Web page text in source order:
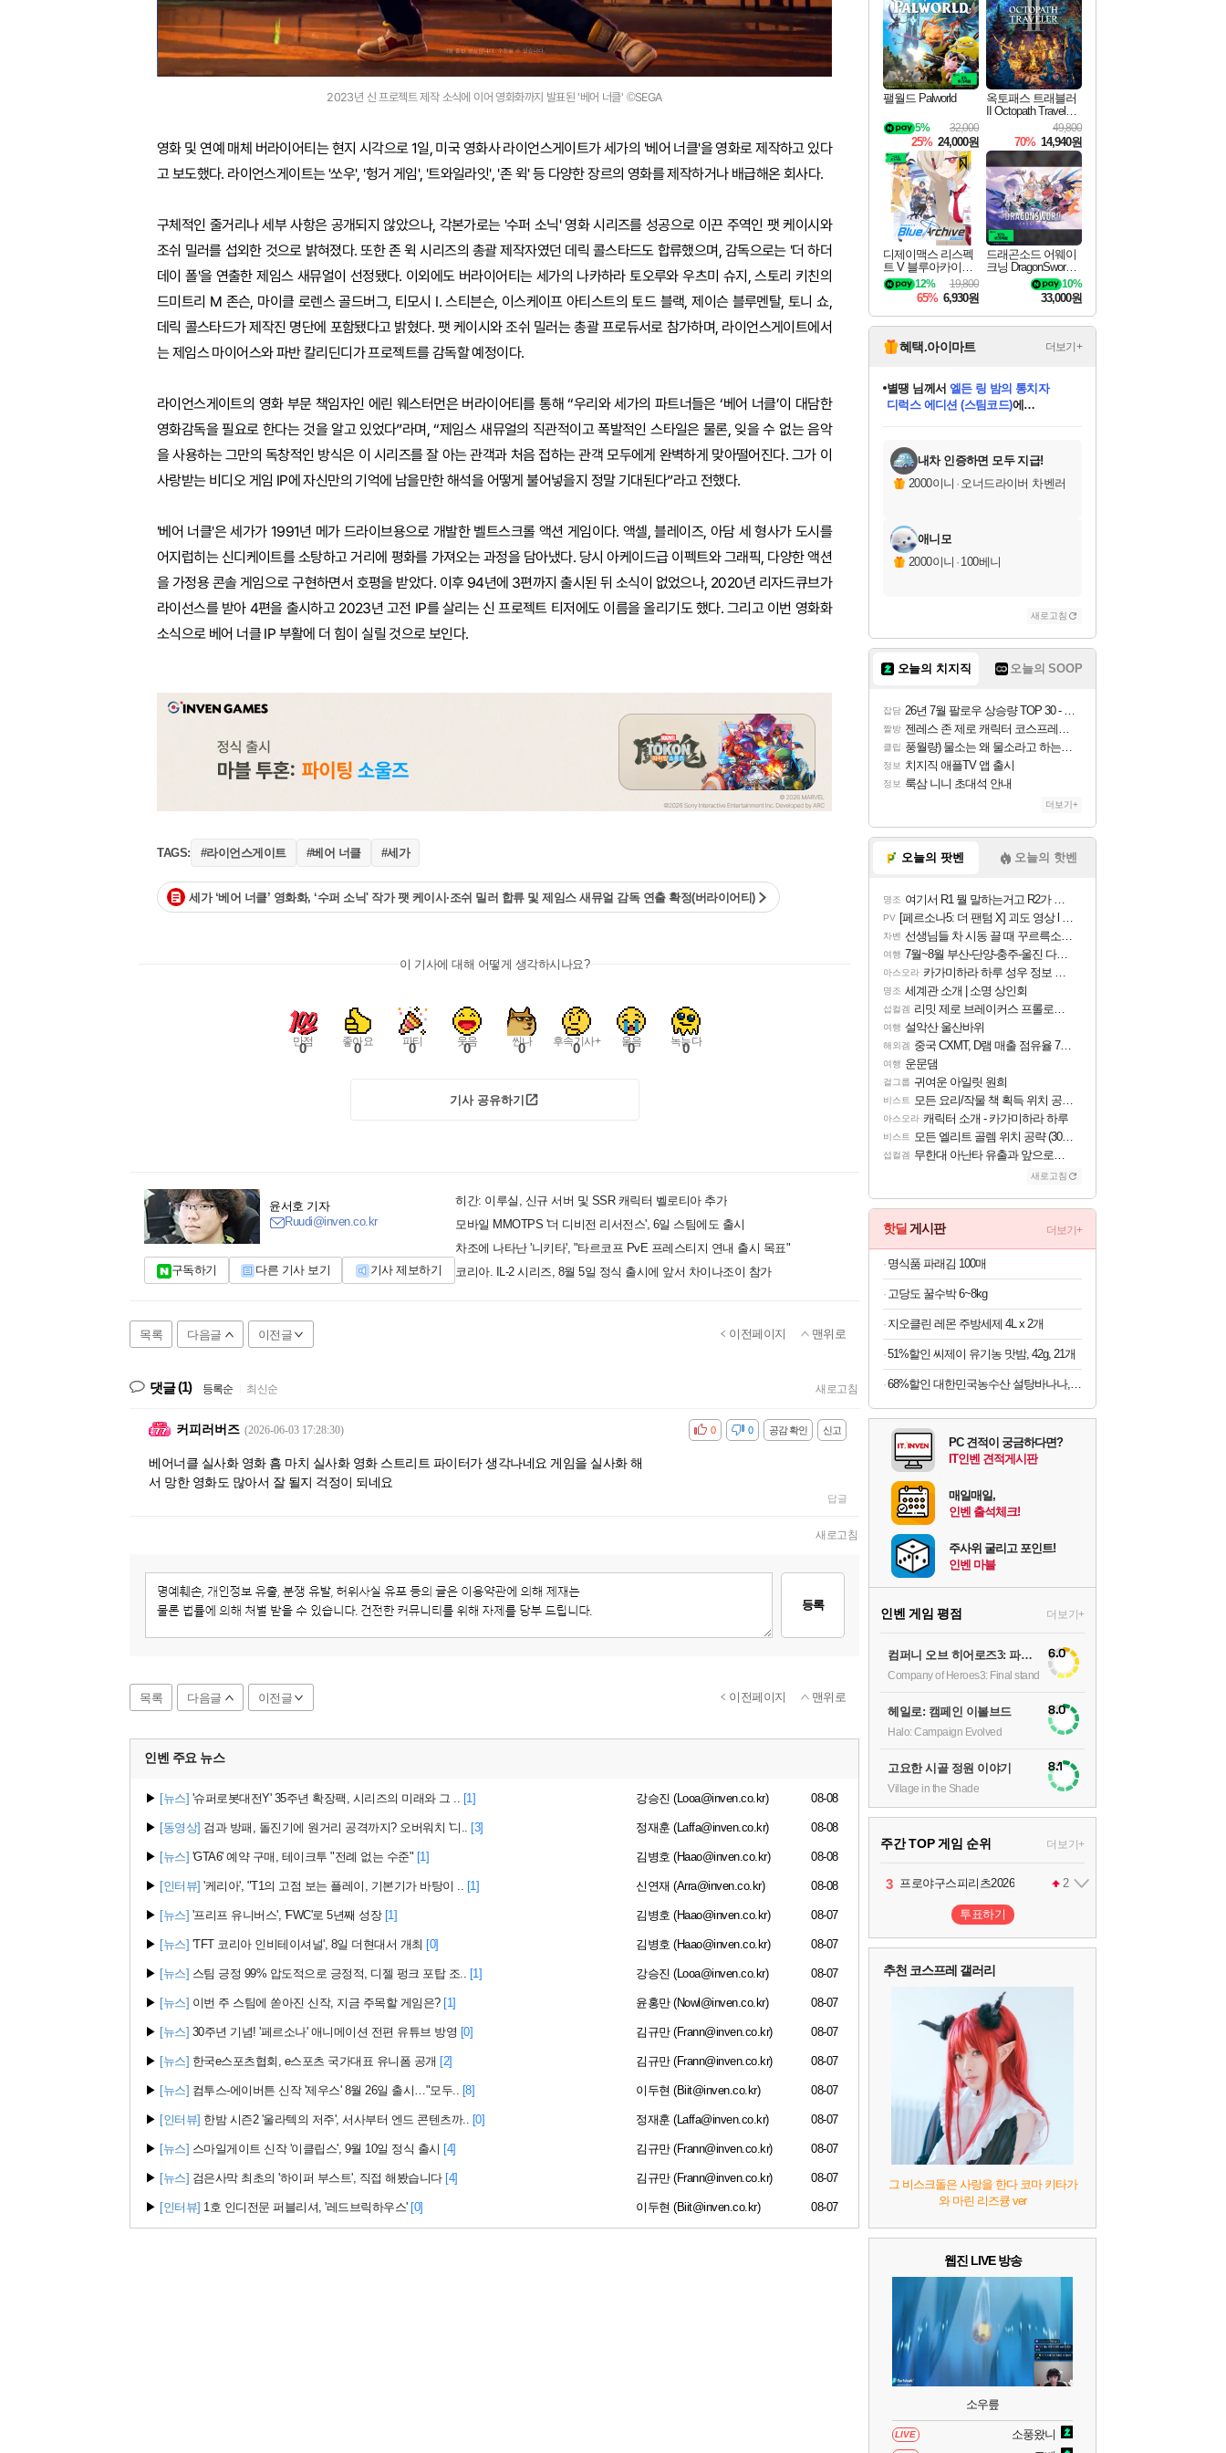
2023년 신 프로젝트 제작 소식에 이어 영화화까지 발표된 '베어 너클' ©SEGA
영화 및 연예 매체 버라이어티는 현지 시각으로 1일, 미국 영화사 라이언스게이트가 세가의 '베어 너클'을 영화로 제작하고 있다
고 보도했다. 라이언스게이트는 '쏘우', '헝거 게임', '트와일라잇', '존 윅' 등 다양한 장르의 영화를 제작하거나 배급해온 회사다.
구체적인 줄거리나 세부 사항은 공개되지 않았으나, 각본가로는 '수퍼 소닉' 영화 시리즈를 성공으로 이끈 주역인 팻 케이시와
조쉬 밀러를 섭외한 것으로 밝혀졌다. 또한 존 윅 시리즈의 총괄 제작자였던 데릭 콜스타드도 합류했으며, 감독으로는 '더 하더
데이 폴'을 연출한 제임스 새뮤얼이 선정됐다. 이외에도 버라이어티는 세가의 나카하라 토오루와 우츠미 슈지, 스토리 키친의
드미트리 M 존슨, 마이클 로렌스 골드버그, 티모시 I. 스티븐슨, 이스케이프 아티스트의 토드 블랙, 제이슨 블루멘탈, 토니 쇼,
데릭 콜스타드가 제작진 명단에 포함됐다고 밝혔다. 팻 케이시와 조쉬 밀러는 총괄 프로듀서로 참가하며, 라이언스게이트에서
는 제임스 마이어스와 파반 칼리딘디가 프로젝트를 감독할 예정이다.
라이언스게이트의 영화 부문 책임자인 에린 웨스터먼은 버라이어티를 통해 “우리와 세가의 파트너들은 ‘베어 너클’이 대담한
영화감독을 필요로 한다는 것을 알고 있었다”라며, “제임스 새뮤얼의 직관적이고 폭발적인 스타일은 물론, 잊을 수 없는 음악
을 사용하는 그만의 독창적인 방식은 이 시리즈를 잘 아는 관객과 처음 접하는 관객 모두에게 완벽하게 맞아떨어진다. 그가 이
사랑받는 비디오 게임 IP에 자신만의 기억에 남을만한 해석을 어떻게 불어넣을지 정말 기대된다”라고 전했다.
'베어 너클'은 세가가 1991년 메가 드라이브용으로 개발한 벨트스크롤 액션 게임이다. 액셀, 블레이즈, 아담 세 형사가 도시를
어지럽히는 신디케이트를 소탕하고 거리에 평화를 가져오는 과정을 담아냈다. 당시 아케이드급 이펙트와 그래픽, 다양한 액션
을 가정용 콘솔 게임으로 구현하면서 호평을 받았다. 이후 94년에 3편까지 출시된 뒤 소식이 없었으나, 2020년 리자드큐브가
라이선스를 받아 4편을 출시하고 2023년 고전 IP를 살리는 신 프로젝트 티저에도 이름을 올리기도 했다. 그리고 이번 영화화
소식으로 베어 너클 IP 부활에 더 힘이 실릴 것으로 보인다.
TAGS: #라이언스게이트 #베어 너클 #세가
세가 ‘베어 너클’ 영화화, ‘수퍼 소닉' 작가 팻 케이시·조쉬 밀러 합류 및 제임스 새뮤얼 감독 연출 확정(버라이어티)
이 기사에 대해 어떻게 생각하시나요?
만점
0 좋아요
0 파티
0 웃음
0 씬나
0 후속기사+
0 울음
0 녹는다
0
기사 공유하기
윤서호 기자
Ruudi@inven.co.kr
구독하기 다른 기사 보기 기사 제보하기
히간: 이루실, 신규 서버 및 SSR 캐릭터 벨로티아 추가
모바일 MMOTPS '더 디비전 리서전스', 6일 스팀에도 출시
차조에 나타난 '니키타', "타르코프 PvE 프레스티지 연내 출시 목표"
코리아. IL-2 시리즈, 8월 5일 정식 출시에 앞서 차이나조이 참가
목록 다음글 이전글 이전페이지 맨위로
댓글(1) 등록순 최신순 새로고침
커피러버즈 (2026-06-03 17:28:30) 신고
공감 확인
비공감 0
0
베어너클 실사화 영화 흠 마치 실사화 영화 스트리트 파이터가 생각나네요 게임을 실사화 해
서 망한 영화도 많아서 잘 될지 걱정이 되네요
답글
새로고침
등록
목록 다음글 이전글 이전페이지 맨위로
인벤 주요 뉴스
▶ [뉴스] '슈퍼로봇대전Y' 35주년 확장팩, 시리즈의 미래와 그 .. [1] 강승진 (Looa@inven.co.kr) 08-08
▶ [동영상] 검과 방패, 돌진기에 원거리 공격까지? 오버워치 '디.. [3] 정재훈 (Laffa@inven.co.kr) 08-08
▶ [뉴스] 'GTA6' 예약 구매, 테이크투 "전례 없는 수준" [1] 김병호 (Haao@inven.co.kr) 08-08
▶ [인터뷰] '케리아', "T1의 고점 보는 플레이, 기본기가 바탕이 .. [1] 신연재 (Arra@inven.co.kr) 08-08
▶ [뉴스] '프리프 유니버스', 'FWC'로 5년째 성장 [1] 김병호 (Haao@inven.co.kr) 08-07
▶ [뉴스] 'TFT 코리아 인비테이셔널', 8일 더현대서 개최 [0] 김병호 (Haao@inven.co.kr) 08-07
▶ [뉴스] 스팀 긍정 99% 압도적으로 긍정적, 디젤 펑크 포탑 조.. [1] 강승진 (Looa@inven.co.kr) 08-07
▶ [뉴스] 이번 주 스팀에 쏟아진 신작, 지금 주목할 게임은? [1] 윤홍만 (Nowl@inven.co.kr) 08-07
▶ [뉴스] 30주년 기념! '페르소나' 애니메이션 전편 유튜브 방영 [0] 김규만 (Frann@inven.co.kr) 08-07
▶ [뉴스] 한국e스포츠협회, e스포츠 국가대표 유니폼 공개 [2] 김규만 (Frann@inven.co.kr) 08-07
▶ [뉴스] 컴투스-에이버튼 신작 '제우스' 8월 26일 출시…"모두.. [8] 이두현 (Biit@inven.co.kr) 08-07
▶ [인터뷰] 한밤 시즌2 '울라텍의 저주', 서사부터 엔드 콘텐츠까.. [0] 정재훈 (Laffa@inven.co.kr) 08-07
▶ [뉴스] 스마일게이트 신작 '이클립스', 9월 10일 정식 출시 [4] 김규만 (Frann@inven.co.kr) 08-07
▶ [뉴스] 검은사막 최초의 '하이퍼 부스트', 직접 해봤습니다 [4] 김규만 (Frann@inven.co.kr) 08-07
▶ [인터뷰] 1호 인디전문 퍼블리셔, '레드브릭하우스' [0] 이두현 (Biit@inven.co.kr) 08-07
최대 90% 할인가를 만나보세요!
네이버혜택과 함께 만나보세요!
네이버 포인트 혜택까지!
이니&베니 혜택까지!
네이버 혜택가와 함께 예약하세요!
할인&네이버혜택으로 만나보세요!
네이버페이 혜택과 만나보세요!
40주년 프로모션으로 만나보세요!
할인가에 만나보세요!
일부 에디션 상시 할인!
혜택으로 예약 판매 중
편안하게 충전하세요
팰월드 Palworld
32,000
5%
25% 24,000원
옥토패스 트래블러
II Octopath Traveler I
49,800
70% 14,940원
디제이맥스 리스펙
트 V 블루아카이브
팩 DJMAX RESPE
CT V Blue Archive P
ack DLC
19,800
12%
65% 6,930원
드래곤소드 어웨이
크닝 DragonSword A
10%
33,000원
혜택.아이마트 더보기+
교환.
당첨되셨습니다.
니코 님께서 (본편포함) 데이브 더
다이버 인 더 정글 번들 (스팀코드)
당첨되셨습니다.
당첨되셨습니다.
당첨되셨습니다.
당첨되셨습니다.
당첨되셨습니다.
에디션 (스팀코드)를 교환.
당첨되셨습니다.
내차 인증하면 모두 지급!
2000이니 · 오너드라이버 차벤러
애니모
2000이니 · 100베니
새로고침
오늘의 치지직 오늘의 SOOP
잡담 26년 7월 팔로우 상승량 TOP 30 - 월간 치지직
짤방 젠레스 존 제로 캐릭터 코스프레한 꽁주
클립 풍월량) 물소는 왜 물소라고 하는거야? 아! 그만 ㅋㅋ
정보 치지직 애플TV 앱 출시
정보 룩삼 니니 초대석 안내
더보기+
오늘의 팟벤 오늘의 핫벤
명조 여기서 R1 뭘 말하는거고 R2가 뭘말하는걸까요?
PV [페르소나5: 더 팬텀 X] 괴도 영상 l 타카마키 안·댄싱 스타
차벤 선생님들 차 시동 끌 때 꾸르륵소리나는데
여행 7월~8월 부산-단양-충주-울진 다녀왔어요~
아스오라 카가미하라 하루 성우 정보 및 주요 필모
명조 세계관 소개 | 소명 상인회
섭컬겜 리밋 제로 브레이커스 프롤로그 테스트 후기 영상 업로드
여행 설악산 울산바위
해외겜 중국 CXMT, D램 매출 점유율 7%…글로벌 4위로 부상
여행 운문댐
걸그룹 귀여운 아일릿 원희
비스트 모든 요리/작물 책 획득 위치 공략 (36개) - 미식가 도전과제
아스오라 캐릭터 소개 - 카가미하라 하루
비스트 모든 엘리트 골렘 위치 공략 (30개) - 방랑 결투가
섭컬겜 무한대 아난타 유출과 앞으로의 예상 (루머)
새로고침
핫딜 게시판 더보기+
명식품 파래김 100매
고당도 꿀수박 6~8kg
지오클린 레몬 주방세제 4L x 2개
51%할인 씨제이 유기농 맛밤, 42g, 21개
68%할인 대한민국농수산 설탕바나나, 3kg, 1박스
PC 견적이 궁금하다면?
IT인벤 견적게시판
매일매일,
인벤 출석체크!
주사위 굴리고 포인트!
인벤 마블
인벤 게임 평점 더보기+
컴퍼니 오브 히어로즈3: 파이널 스탠드
Company of Heroes3: Final stand
6.0
헤일로: 캠페인 이볼브드
Halo: Campaign Evolved
8.0
고요한 시골 정원 이야기
Village in the Shade
8.1
주간 TOP 게임 순위 더보기+
1 팰월드
2 1
3 프로야구스피리츠2026 2
4 드래곤소드 : 어웨이크닝 2
5 블라인드 삼국 1
리듬 천국 미라클 스타즈
헤일로: 캠페인 이볼브드
캡틴 츠바사 2 월드 파이터즈
투표하기
추천 코스프레 갤러리
그 비스크돌은 사랑을 한다 코마 키타가
와 마린 리즈큥 ver
웹진 LIVE 방송
소우릎
LIVE 소풍왔니